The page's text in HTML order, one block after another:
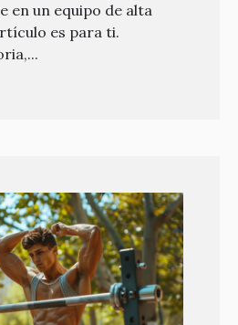
en un equipo de alta
es para ti.